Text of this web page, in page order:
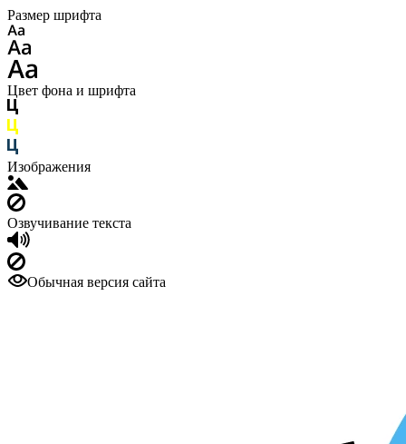
Размер шрифта
Цвет фона и шрифта
Изображения
Озвучивание текста
Обычная версия сайта